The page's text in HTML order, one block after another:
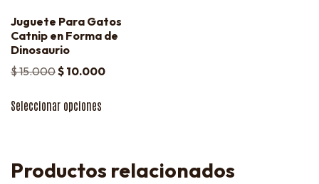
Juguete Para Gatos
Catnip en Forma de
Dinosaurio
$15.000$ 10.000
Seleccionar opciones
Productos relacionados